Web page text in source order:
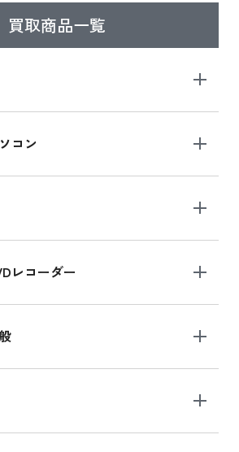
買取商品一覧
コン
レコーダー
シリーズ 2024
8.3インチ の新品買取価格
シリーズ
の新品買取価格
インチ シリーズ
インチ の新品買取価格
128GB シリーズ